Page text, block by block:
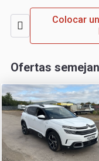
Colocar
Ofertas